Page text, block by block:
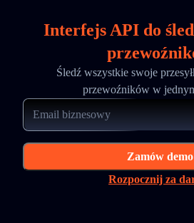
Interfejs API do
Śledź wszystkie swoje
przewoźników w
Zamów demo
Rozpocznij za